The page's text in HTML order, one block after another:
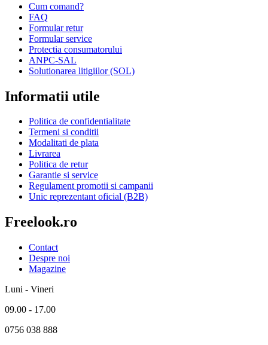
Cum comand?
FAQ
Formular retur
Formular service
Protectia consumatorului
ANPC-SAL
Solutionarea litigiilor (SOL)
Informatii utile
Politica de confidentialitate
Termeni si conditii
Modalitati de plata
Livrarea
Politica de retur
Garantie si service
Regulament promotii si campanii
Unic reprezentant oficial (B2B)
Freelook.ro
Contact
Despre noi
Magazine
Luni - Vineri
09.00 - 17.00
0756 038 888